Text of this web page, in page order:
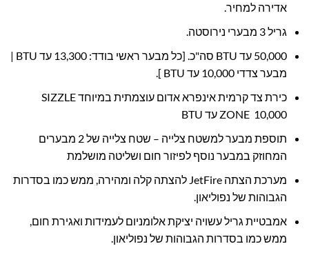
אדירה למחיר.
גריל 3 מבערי נירוסטה.
50,000 עד BTU סה"כ. [כל מבער ראשי בודד: 13,300 עד BTU |
מבער צדדי 10,000 עד BTU ].
כירת צד קרמית אינפרא אדום עוצמתית במיוחד SIZZLE
ZONE 10,000 עד BTU
תוספת מבער למשטח צלייה – שטח צלייה של 2 מבערים
המחוזק במבער נוסף לפיזור חום ושליטה מושלמת
מערכת הצתה JetFire להצתה קלה ומהירה, ממש כמו בסדרות
הגבוהות של נפוליאון.
אמבטיית גריל עשויה יציקת אלומניום לעמידות ואגירת חום,
ממש כמו בסדרות הגבוהות של נפוליאון.